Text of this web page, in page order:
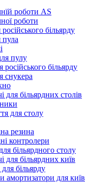
роботи AS
роботи
більярду
пула
пулу
російського більярду
снукера
для більярдних столів
для столу
резина
контролери
більярдного столу
для більярдних київ
більярду
амортизатори для київ